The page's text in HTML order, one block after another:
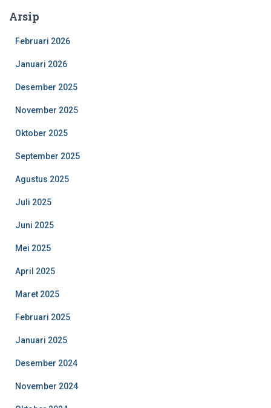
Arsip
Februari 2026
Januari 2026
Desember 2025
November 2025
Oktober 2025
September 2025
Agustus 2025
Juli 2025
Juni 2025
Mei 2025
April 2025
Maret 2025
Februari 2025
Januari 2025
Desember 2024
November 2024